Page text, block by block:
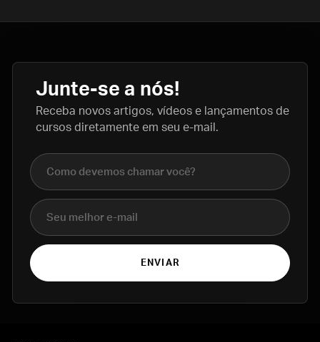
Junte-se a nós!
Receba novos artigos, vídeos e lançamentos de
cursos diretamente em seu e-mail.
Nome completo
E-mail
ENVIAR